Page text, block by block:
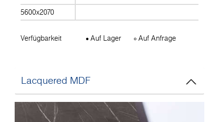
5600x2070
Verfügbarkeit Auf Lager Auf Anfrage
Lacquered MDF